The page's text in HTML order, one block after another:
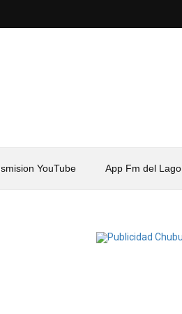
YouTube App Fm del Lago